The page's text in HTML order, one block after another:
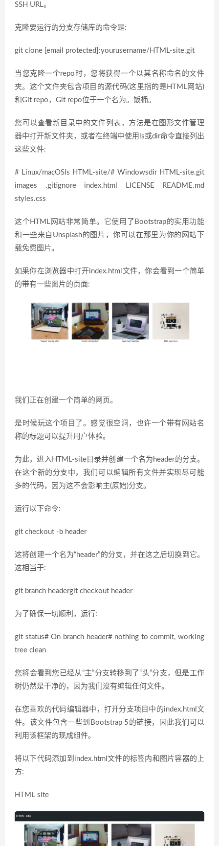
SSH URL。
克隆要运行的分支存储库的命令是:
git clone [email protected]:yourusername/HTML-site.git
当您克隆一个repo时，您将获得一个以其名称命名的文件
夹。这个文件夹包含项目的源代码(这里指的是HTML网站)
和Git repo，Git repo位于一个名为。饭桶。
您可以查看新目录中的文件列表，方法是在图形文件管理
器中打开新文件夹，或者在终端中使用ls或dir命令直接列出
这些文件:
# Linux/macOSls HTML-site/# Windowsdir HTML-site.git
images .gitignore index.html LICENSE README.md
styles.css
这个HTML网站非常简单。它使用了Bootstrap的实用功能
和一些来自Unsplash的图片，你可以在那里为你的网站下
载免费图片。
如果你在浏览器中打开index.html文件，你会看到一个简单
的带有一些图片的页面:
我们正在创建一个简单的网页。
是时候玩这个项目了。感觉很空洞，也许一个带有网站名
称的标题可以提升用户体验。
为此，进入HTML-site目录并创建一个名为header的分支。
在这个新的分支中，我们可以编辑所有文件并实现尽可能
多的代码，因为这不会影响主(原始)分支。
运行以下命令:
git checkout -b header
这将创建一个名为“header”的分支，并在这之后切换到它。
这相当于:
git branch headergit checkout header
为了确保一切顺利，运行:
git status# On branch header# nothing to commit, working
tree clean
您将会看到您已经从“主”分支转移到了“头”分支，但是工作
树仍然是干净的，因为我们没有编辑任何文件。
在您喜欢的代码编辑器中，打开分支项目中的index.html文
件。该文件包含一些到Bootstrap 5的链接，因此我们可以
利用该框架的现成组件。
将以下代码添加到index.html文件的标签内和图片容器的上
方:
HTML site